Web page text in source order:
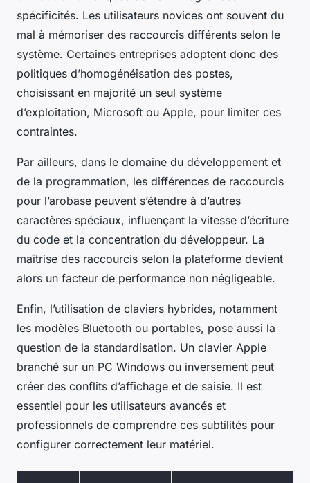
spécificités. Les utilisateurs novices ont souvent du
mal à mémoriser des raccourcis différents selon le
système. Certaines entreprises adoptent donc des
politiques d’homogénéisation des postes,
choisissant en majorité un seul système
d’exploitation, Microsoft ou Apple, pour limiter ces
contraintes.
Par ailleurs, dans le domaine du développement et
de la programmation, les différences de raccourcis
pour l’arobase peuvent s’étendre à d’autres
caractères spéciaux, influençant la vitesse d’écriture
du code et la concentration du développeur. La
maîtrise des raccourcis selon la plateforme devient
alors un facteur de performance non négligeable.
Enfin, l’utilisation de claviers hybrides, notamment
les modèles Bluetooth ou portables, pose aussi la
question de la standardisation. Un clavier Apple
branché sur un PC Windows ou inversement peut
créer des conflits d’affichage et de saisie. Il est
essentiel pour les utilisateurs avancés et
professionnels de comprendre ces subtilités pour
configurer correctement leur matériel.